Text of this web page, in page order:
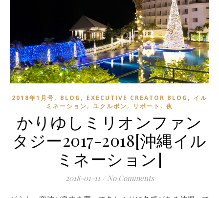
2018年1月号, BLOG , EXECUTIVE CREATOR BLOG , イル
ミネーション, ユクルポン, リポート , 夜
かりゆしミリオンファン
タジー2017-2018[沖縄イル
ミネーション]
2018-01-11 / No Comments